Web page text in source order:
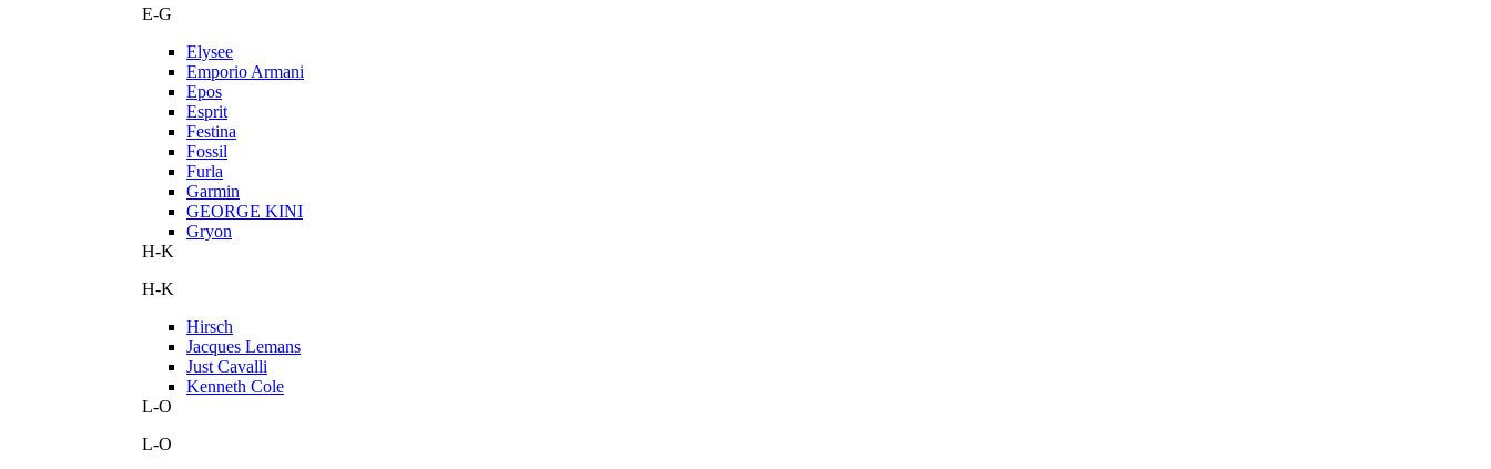
E-G
Elysee
Emporio Armani
Epos
Esprit
Festina
Fossil
Furla
Garmin
GEORGE KINI
Gryon
H-K
H-K
Hirsch
Jacques Lemans
Just Cavalli
Kenneth Cole
L-O
L-O